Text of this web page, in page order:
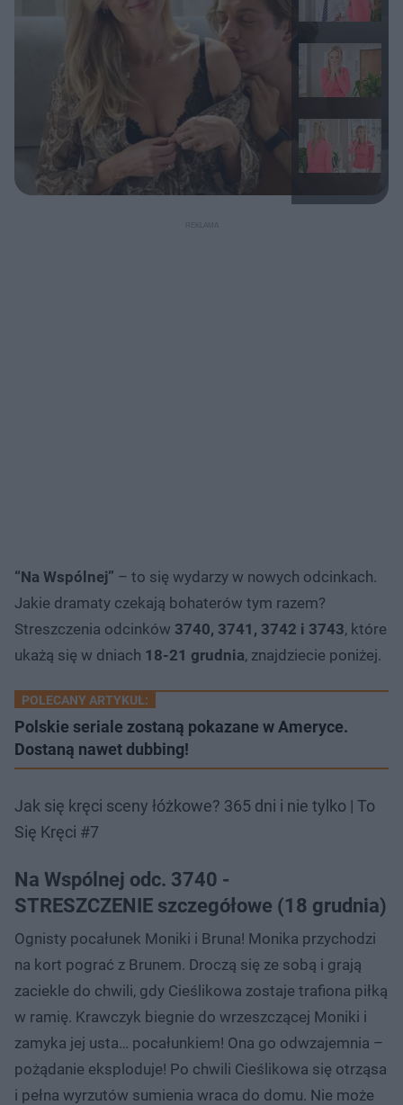
“Na Wspólnej” – to się wydarzy w nowych odcinkach.
Jakie dramaty czekają bohaterów tym razem?
Streszczenia odcinków 3740, 3741, 3742 i 3743, które
ukażą się w dniach 18-21 grudnia, znajdziecie poniżej.
POLECANY ARTYKUŁ:
Polskie seriale zostaną pokazane w Ameryce.
Dostaną nawet dubbing!
Jak się kręci sceny łóżkowe? 365 dni i nie tylko | To
Się Kręci #7
Na Wspólnej odc. 3740 -
STRESZCZENIE szczegółowe (18 grudnia)
Ognisty pocałunek Moniki i Bruna! Monika przychodzi
na kort pograć z Brunem. Droczą się ze sobą i grają
zaciekle do chwili, gdy Cieślikowa zostaje trafiona piłką
w ramię. Krawczyk biegnie do wrzeszczącej Moniki i
zamyka jej usta… pocałunkiem! Ona go odwzajemnia –
pożądanie eksploduje! Po chwili Cieślikowa się otrząsa
i pełna wyrzutów sumienia wraca do domu. Nie może